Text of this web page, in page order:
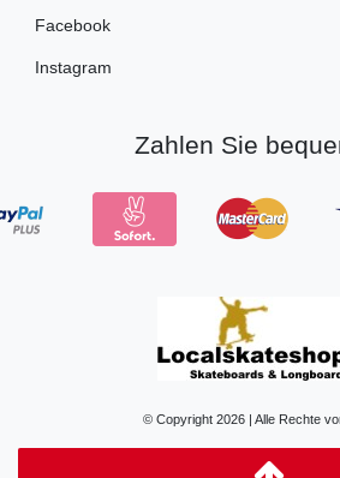
Facebook
Instagram
Zahlen Sie
© Copyright 2026 | Alle Rechte